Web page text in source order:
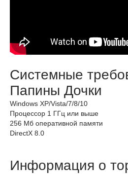
Системные
Папины Дочки
Windows XP/Vista/7/8/10
Процессор 1 ГГц или выше
256 Мб оперативной памяти
DirectX 8.0
Информация о